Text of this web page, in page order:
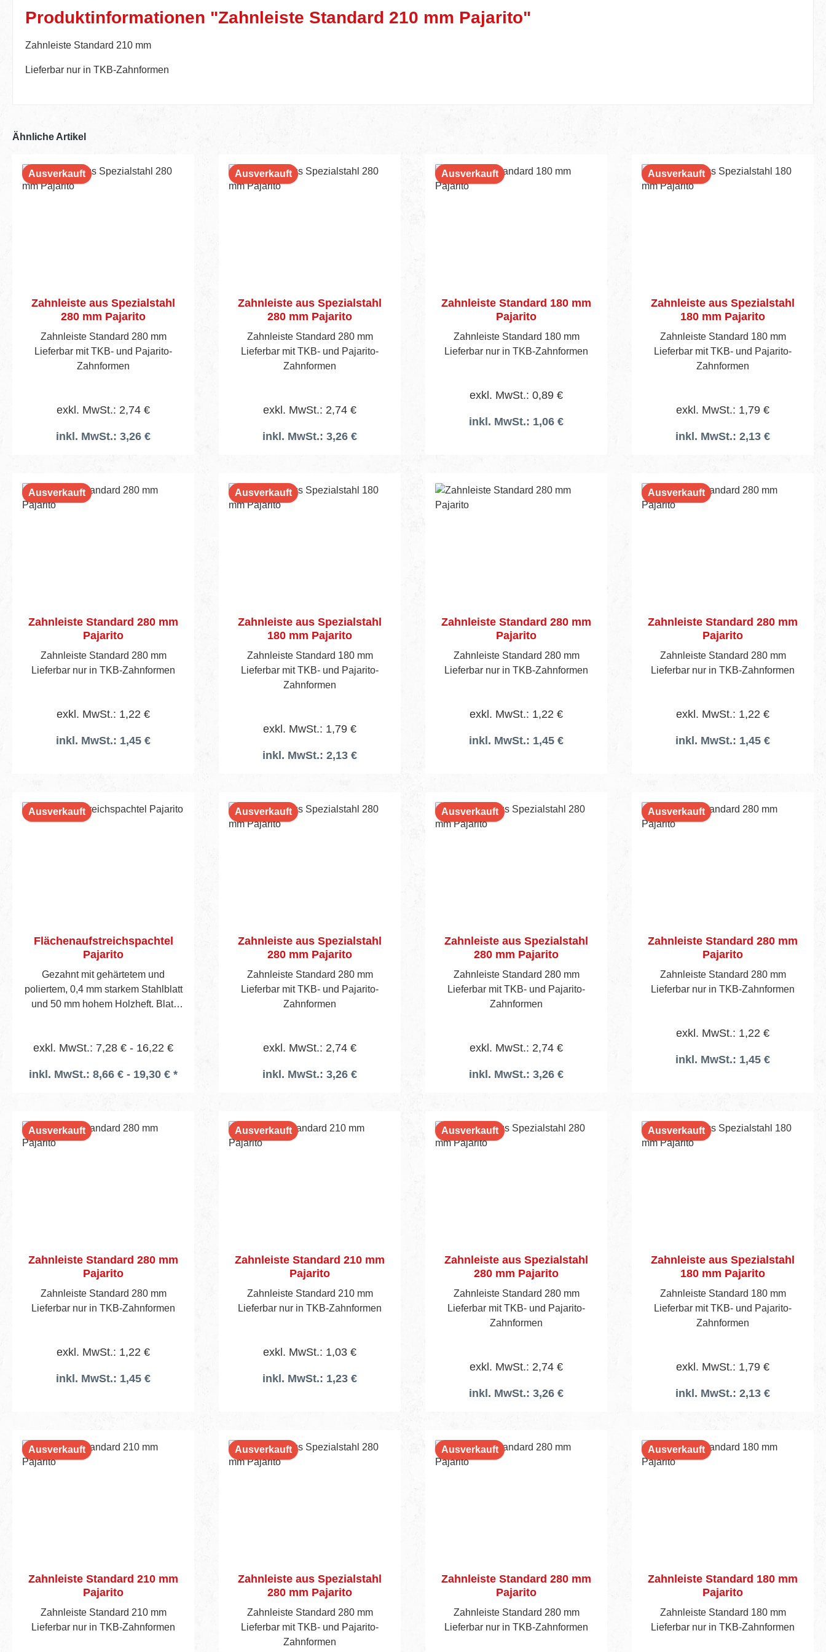
Produktinformationen "Zahnleiste Standard 210 mm Pajarito"
Zahnleiste Standard 210 mm
Lieferbar nur in TKB-Zahnformen
Ähnliche Artikel
Ausverkauft
Zahnleiste aus Spezialstahl
280 mm Pajarito
Zahnleiste Standard 280 mm
Lieferbar mit TKB- und Pajarito-
Zahnformen
exkl. MwSt.: 2,74 €
inkl. MwSt.: 3,26 €
Ausverkauft
Zahnleiste aus Spezialstahl
280 mm Pajarito
Zahnleiste Standard 280 mm
Lieferbar mit TKB- und Pajarito-
Zahnformen
exkl. MwSt.: 2,74 €
inkl. MwSt.: 3,26 €
Ausverkauft
Zahnleiste Standard 180 mm
Pajarito
Zahnleiste Standard 180 mm
Lieferbar nur in TKB-Zahnformen
exkl. MwSt.: 0,89 €
inkl. MwSt.: 1,06 €
Ausverkauft
Zahnleiste aus Spezialstahl
180 mm Pajarito
Zahnleiste Standard 180 mm
Lieferbar mit TKB- und Pajarito-
Zahnformen
exkl. MwSt.: 1,79 €
inkl. MwSt.: 2,13 €
Ausverkauft
Zahnleiste Standard 280 mm
Pajarito
Zahnleiste Standard 280 mm
Lieferbar nur in TKB-Zahnformen
exkl. MwSt.: 1,22 €
inkl. MwSt.: 1,45 €
Ausverkauft
Zahnleiste aus Spezialstahl
180 mm Pajarito
Zahnleiste Standard 180 mm
Lieferbar mit TKB- und Pajarito-
Zahnformen
exkl. MwSt.: 1,79 €
inkl. MwSt.: 2,13 €
Zahnleiste Standard 280 mm
Pajarito
Zahnleiste Standard 280 mm
Lieferbar nur in TKB-Zahnformen
exkl. MwSt.: 1,22 €
inkl. MwSt.: 1,45 €
Ausverkauft
Zahnleiste Standard 280 mm
Pajarito
Zahnleiste Standard 280 mm
Lieferbar nur in TKB-Zahnformen
exkl. MwSt.: 1,22 €
inkl. MwSt.: 1,45 €
Ausverkauft
Flächenaufstreichspachtel
Pajarito
Gezahnt mit gehärtetem und
poliertem, 0,4 mm starkem Stahlblatt
und 50 mm hohem Holzheft. Blatt
exkl. MwSt.: 7,28 € - 16,22 €
inkl. MwSt.: 8,66 € - 19,30 € *
Ausverkauft
Zahnleiste aus Spezialstahl
280 mm Pajarito
Zahnleiste Standard 280 mm
Lieferbar mit TKB- und Pajarito-
Zahnformen
exkl. MwSt.: 2,74 €
inkl. MwSt.: 3,26 €
Ausverkauft
Zahnleiste aus Spezialstahl
280 mm Pajarito
Zahnleiste Standard 280 mm
Lieferbar mit TKB- und Pajarito-
Zahnformen
exkl. MwSt.: 2,74 €
inkl. MwSt.: 3,26 €
Ausverkauft
Zahnleiste Standard 280 mm
Pajarito
Zahnleiste Standard 280 mm
Lieferbar nur in TKB-Zahnformen
exkl. MwSt.: 1,22 €
inkl. MwSt.: 1,45 €
Ausverkauft
Zahnleiste Standard 280 mm
Pajarito
Zahnleiste Standard 280 mm
Lieferbar nur in TKB-Zahnformen
exkl. MwSt.: 1,22 €
inkl. MwSt.: 1,45 €
Ausverkauft
Zahnleiste Standard 210 mm
Pajarito
Zahnleiste Standard 210 mm
Lieferbar nur in TKB-Zahnformen
exkl. MwSt.: 1,03 €
inkl. MwSt.: 1,23 €
Ausverkauft
Zahnleiste aus Spezialstahl
280 mm Pajarito
Zahnleiste Standard 280 mm
Lieferbar mit TKB- und Pajarito-
Zahnformen
exkl. MwSt.: 2,74 €
inkl. MwSt.: 3,26 €
Ausverkauft
Zahnleiste aus Spezialstahl
180 mm Pajarito
Zahnleiste Standard 180 mm
Lieferbar mit TKB- und Pajarito-
Zahnformen
exkl. MwSt.: 1,79 €
inkl. MwSt.: 2,13 €
Ausverkauft
Zahnleiste Standard 210 mm
Pajarito
Zahnleiste Standard 210 mm
Lieferbar nur in TKB-Zahnformen
Ausverkauft
Zahnleiste aus Spezialstahl
280 mm Pajarito
Zahnleiste Standard 280 mm
Lieferbar mit TKB- und Pajarito-
Zahnformen
Ausverkauft
Zahnleiste Standard 280 mm
Pajarito
Zahnleiste Standard 280 mm
Lieferbar nur in TKB-Zahnformen
Ausverkauft
Zahnleiste Standard 180 mm
Pajarito
Zahnleiste Standard 180 mm
Lieferbar nur in TKB-Zahnformen